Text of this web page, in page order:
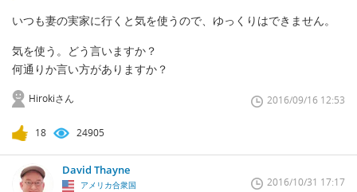
いつも妻の実家に行くと気を使うので、ゆっくりはできません。
気を使う。どう言いますか？
何通りか言い方がありますか？
Hirokiさん 2016/09/16 12:53
18 24905
David Thayne
アメリカ合衆国 2016/10/31 17:17